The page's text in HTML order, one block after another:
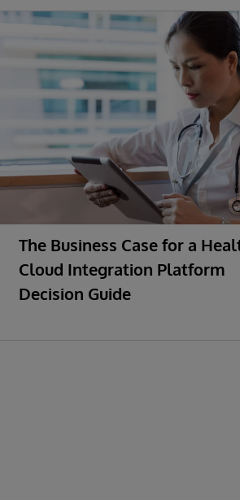
The Business Case for a
Cloud Integration Platform
Decision Guide